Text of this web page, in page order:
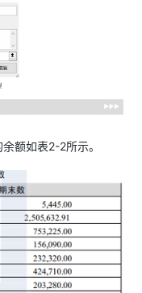
额如表2-2所示。